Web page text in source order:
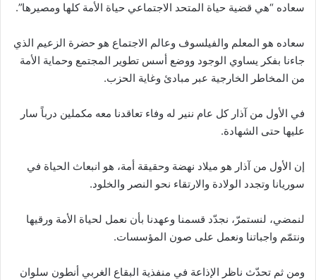
سعاده “هي قضية حياة المتحد الاجتماعي حياة الأمة كلها ومصيرها”.
سعاده هو المعلم والفيلسوف وعالم الاجتماع هو حضرة الزعيم الذي
جاءنا بفكر يساوي الوجود ووضع أسس تطوير المجتمع وحماية الأمة
من المخاطر الخارجية عبر مبادئ وغاية الحزب.
في الأول من آذار كل عام ننير له وفاء تعاقدنا معه مكملين درباً سار
عليها حتى الشهادة.
إن الأول من آذار هو ميلاد نهضة وحقيقة أمة، هو انبعاث الحياة في
سوريانا وتجدد الولادة والارتقاء نحو النصر والخلود.
لنمضي، لنستمرّ، نجدّد قسمنا وعهدنا بأن نعمل لحياة الأمة ورقيها
ونتمّم واجباتنا ونعمل على صون المؤسسات.
ومن ثم تحدّث ناظر الإذاعة في منفذية البقاع الغربي أنطون سلوان